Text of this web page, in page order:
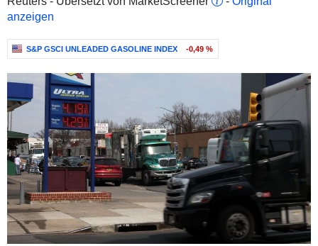
anzeigen
S&P GSCI UNLEADED GASOLINE INDEX -0,49 %